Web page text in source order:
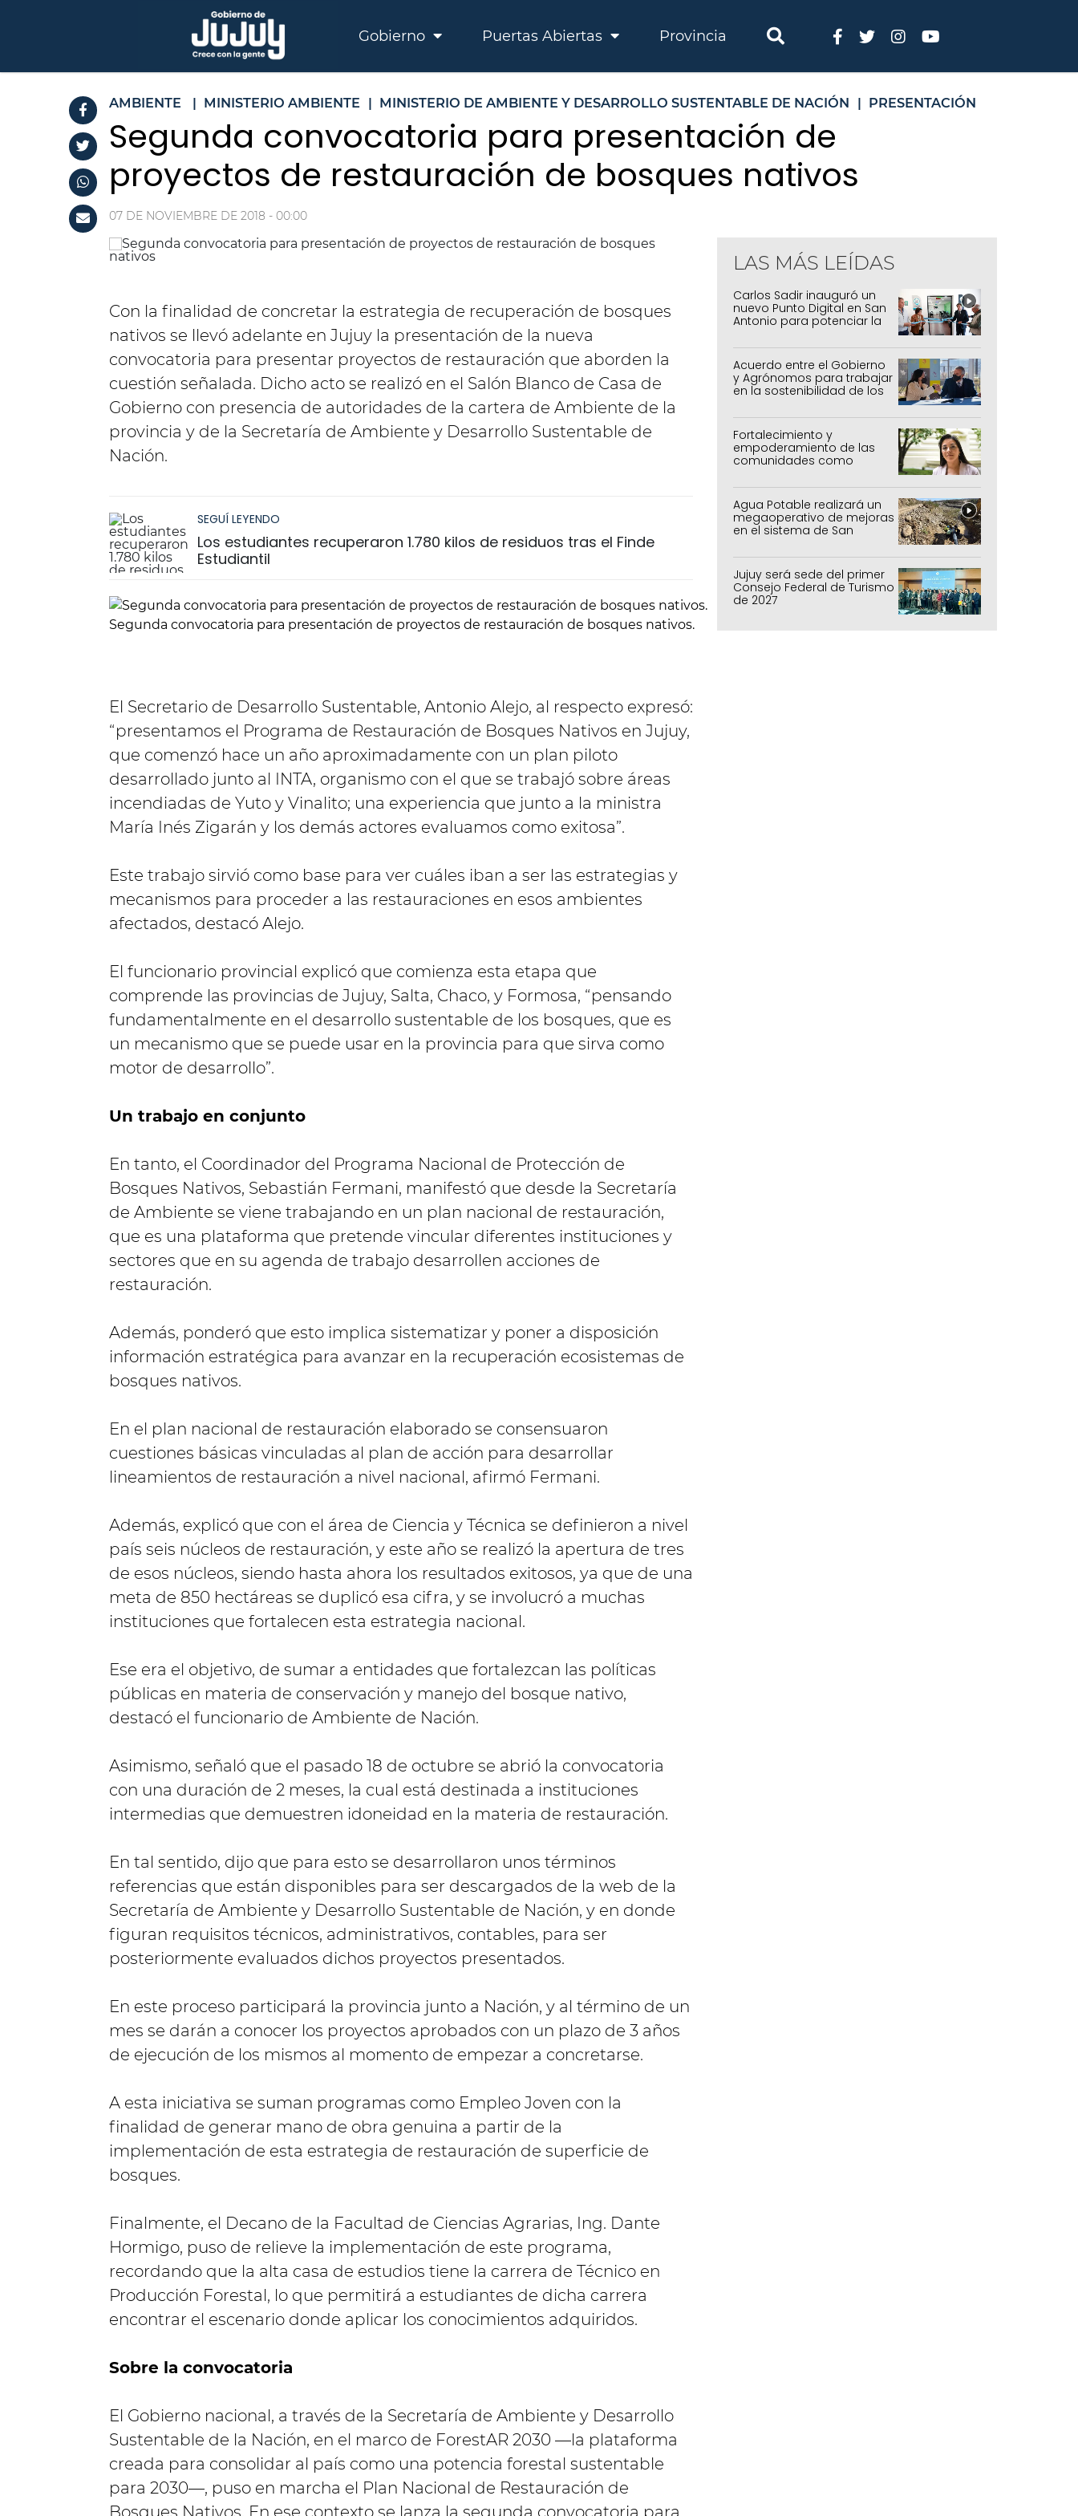
Gobierno Puertas Abiertas Provincia
AMBIENTE | MINISTERIO AMBIENTE | MINISTERIO DE AMBIENTE Y DESARROLLO SUSTENTABLE DE NACIÓN | PRESENTACIÓN
Segunda convocatoria para presentación de
proyectos de restauración de bosques nativos
07 DE NOVIEMBRE DE 2018 - 00:00
Con la finalidad de concretar la estrategia de recuperación de bosques
nativos se llevó adelante en Jujuy la presentación de la nueva
convocatoria para presentar proyectos de restauración que aborden la
cuestión señalada. Dicho acto se realizó en el Salón Blanco de Casa de
Gobierno con presencia de autoridades de la cartera de Ambiente de la
provincia y de la Secretaría de Ambiente y Desarrollo Sustentable de
Nación.
SEGUÍ LEYENDO
Los estudiantes recuperaron 1.780 kilos de residuos tras el Finde
Estudiantil
Segunda convocatoria para presentación de proyectos de restauración de bosques nativos.
El Secretario de Desarrollo Sustentable, Antonio Alejo, al respecto expresó:
“presentamos el Programa de Restauración de Bosques Nativos en Jujuy,
que comenzó hace un año aproximadamente con un plan piloto
desarrollado junto al INTA, organismo con el que se trabajó sobre áreas
incendiadas de Yuto y Vinalito; una experiencia que junto a la ministra
María Inés Zigarán y los demás actores evaluamos como exitosa”.
Este trabajo sirvió como base para ver cuáles iban a ser las estrategias y
mecanismos para proceder a las restauraciones en esos ambientes
afectados, destacó Alejo.
El funcionario provincial explicó que comienza esta etapa que
comprende las provincias de Jujuy, Salta, Chaco, y Formosa, “pensando
fundamentalmente en el desarrollo sustentable de los bosques, que es
un mecanismo que se puede usar en la provincia para que sirva como
motor de desarrollo”.
Un trabajo en conjunto
En tanto, el Coordinador del Programa Nacional de Protección de
Bosques Nativos, Sebastián Fermani, manifestó que desde la Secretaría
de Ambiente se viene trabajando en un plan nacional de restauración,
que es una plataforma que pretende vincular diferentes instituciones y
sectores que en su agenda de trabajo desarrollen acciones de
restauración.
Además, ponderó que esto implica sistematizar y poner a disposición
información estratégica para avanzar en la recuperación ecosistemas de
bosques nativos.
En el plan nacional de restauración elaborado se consensuaron
cuestiones básicas vinculadas al plan de acción para desarrollar
lineamientos de restauración a nivel nacional, afirmó Fermani.
Además, explicó que con el área de Ciencia y Técnica se definieron a nivel
país seis núcleos de restauración, y este año se realizó la apertura de tres
de esos núcleos, siendo hasta ahora los resultados exitosos, ya que de una
meta de 850 hectáreas se duplicó esa cifra, y se involucró a muchas
instituciones que fortalecen esta estrategia nacional.
Ese era el objetivo, de sumar a entidades que fortalezcan las políticas
públicas en materia de conservación y manejo del bosque nativo,
destacó el funcionario de Ambiente de Nación.
Asimismo, señaló que el pasado 18 de octubre se abrió la convocatoria
con una duración de 2 meses, la cual está destinada a instituciones
intermedias que demuestren idoneidad en la materia de restauración.
En tal sentido, dijo que para esto se desarrollaron unos términos
referencias que están disponibles para ser descargados de la web de la
Secretaría de Ambiente y Desarrollo Sustentable de Nación, y en donde
figuran requisitos técnicos, administrativos, contables, para ser
posteriormente evaluados dichos proyectos presentados.
En este proceso participará la provincia junto a Nación, y al término de un
mes se darán a conocer los proyectos aprobados con un plazo de 3 años
de ejecución de los mismos al momento de empezar a concretarse.
A esta iniciativa se suman programas como Empleo Joven con la
finalidad de generar mano de obra genuina a partir de la
implementación de esta estrategia de restauración de superficie de
bosques.
Finalmente, el Decano de la Facultad de Ciencias Agrarias, Ing. Dante
Hormigo, puso de relieve la implementación de este programa,
recordando que la alta casa de estudios tiene la carrera de Técnico en
Producción Forestal, lo que permitirá a estudiantes de dicha carrera
encontrar el escenario donde aplicar los conocimientos adquiridos.
Sobre la convocatoria
El Gobierno nacional, a través de la Secretaría de Ambiente y Desarrollo
Sustentable de la Nación, en el marco de ForestAR 2030 —la plataforma
creada para consolidar al país como una potencia forestal sustentable
para 2030—, puso en marcha el Plan Nacional de Restauración de
Bosques Nativos. En ese contexto se lanza la segunda convocatoria para
LAS MÁS LEÍDAS
Carlos Sadir inauguró un
nuevo Punto Digital en San
Antonio para potenciar la
Acuerdo entre el Gobierno
y Agrónomos para trabajar
en la sostenibilidad de los
agrícolas, pecuarios y
forestal
Fortalecimiento y
empoderamiento de las
comunidades como
Agua Potable realizará un
megaoperativo de mejoras
en el sistema de San
Jujuy será sede del primer
Consejo Federal de Turismo
de 2027